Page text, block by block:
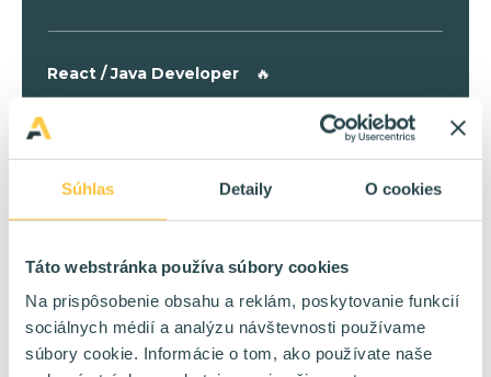
Súhlas Detaily O cookies
Táto webstránka používa súbory cookies
Na prispôsobenie obsahu a reklám, poskytovanie funkcií
sociálnych médií a analýzu návštevnosti používame
súbory cookie. Informácie o tom, ako používate naše
React / Java Developer 🔥
HomeOffice:
Forma: Kontrakt
HomeOffice: 60 %
Plat: 5000 - 7000 eur/mes na kontrakt